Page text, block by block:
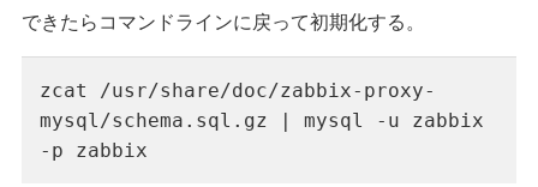
できたらコマンドラインに戻って初期化する。
zcat /usr/share/doc/zabbix-proxy-
mysql/schema.sql.gz | mysql -u zabbix
-p zabbix